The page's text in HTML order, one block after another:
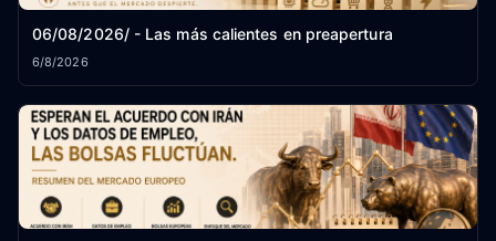
06/08/2026/ - Las más calientes en preapertura
6/8/2026